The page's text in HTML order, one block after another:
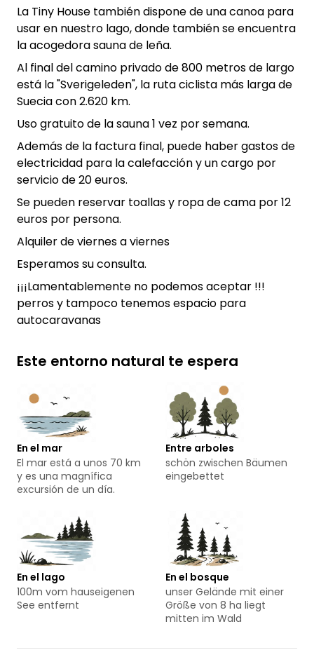
La Tiny House también dispone de una canoa para
usar en nuestro lago, donde también se encuentra
la acogedora sauna de leña.
Al final del camino privado de 800 metros de largo
está la "Sverigeleden", la ruta ciclista más larga de
Suecia con 2.620 km.
Uso gratuito de la sauna 1 vez por semana.
Además de la factura final, puede haber gastos de
electricidad para la calefacción y un cargo por
servicio de 20 euros.
Se pueden reservar toallas y ropa de cama por 12
euros por persona.
Alquiler de viernes a viernes
Esperamos su consulta.
¡¡¡Lamentablemente no podemos aceptar !!!
perros y tampoco tenemos espacio para
autocaravanas
Este entorno natural te espera
En el mar
El mar está a unos 70 km
y es una magnífica
excursión de un día.
Entre arboles
schön zwischen Bäumen
eingebettet
En el lago
100m vom hauseigenen
See entfernt
En el bosque
unser Gelände mit einer
Größe von 8 ha liegt
mitten im Wald